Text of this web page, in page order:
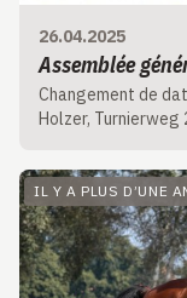
26.04.2025
Assemblée
Changement de
Holzer,
IL Y A PLUS D’UNE